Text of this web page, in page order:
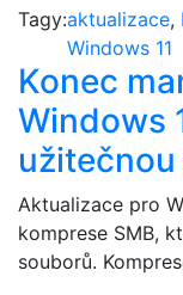
Tagy:aktualizace,
Windows 11
Konec
Windows
Aktualizace pro
komprese SMB,
souborů.